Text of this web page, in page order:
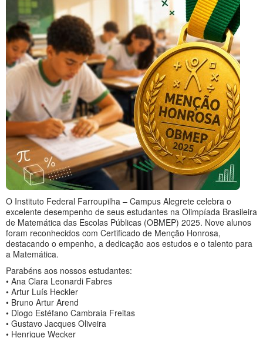
O Instituto Federal Farroupilha – Campus Alegrete celebra o
excelente desempenho de seus estudantes na Olimpíada Brasileira
de Matemática das Escolas Públicas (OBMEP) 2025. Nove alunos
foram reconhecidos com Certificado de Menção Honrosa,
destacando o empenho, a dedicação aos estudos e o talento para
a Matemática.
Parabéns aos nossos estudantes:
• Ana Clara Leonardi Fabres
• Artur Luís Heckler
• Bruno Artur Arend
• Diogo Estéfano Cambraia Freitas
• Gustavo Jacques Oliveira
• Henrique Wecker